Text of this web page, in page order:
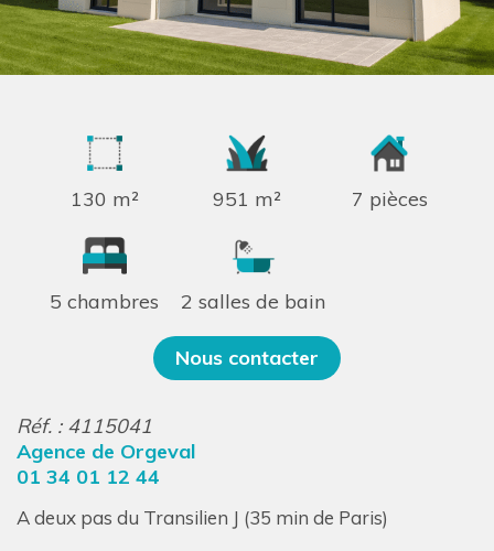
130 m² 951 m² 7 pièces
5 chambres 2 salles de bain
Nous contacter
Réf. : 4115041
Agence de Orgeval
01 34 01 12 44
A deux pas du Transilien J (35 min de Paris)